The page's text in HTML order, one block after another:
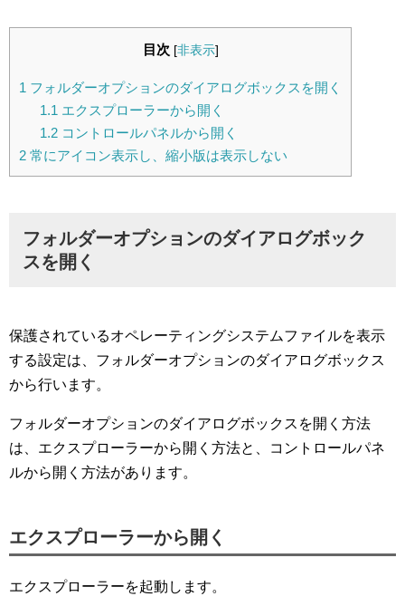
目次 [非表示]
1 フォルダーオプションのダイアログボックスを開く
1.1 エクスプローラーから開く
1.2コントロールパネルから開く
2 常にアイコン表示し、縮小版は表示しない
フォルダーオプションのダイアログボック
スを開く
保護されているオペレーティングシステムファイルを表示
する設定は、フォルダーオプションのダイアログボックス
から行います。
フォルダーオプションのダイアログボックスを開く方法
は、エクスプローラーから開く方法と、コントロールパネ
ルから開く方法があります。
エクスプローラーから開く
エクスプローラーを起動します。